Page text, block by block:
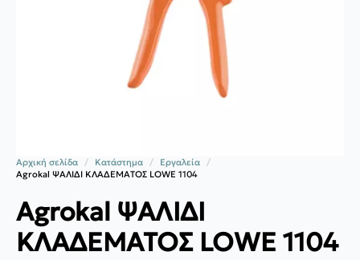
Αρχική σελίδα Κατάστημα
Εργαλεία
Agrokal ΨΑΛΙΔΙ ΚΛΑΔΕΜΑΤΟΣ LOWE 1104
Agrokal ΨΑΛΙΔΙ
ΚΛΑΔΕΜΑΤΟΣ LOWE 1104